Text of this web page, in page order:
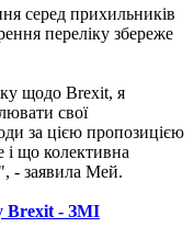
серед прихильників
переліку збереже
щодо Brexit, я
свої
за цією пропозицією
і що колективна
- заявила Мей.
Brexit - ЗМІ